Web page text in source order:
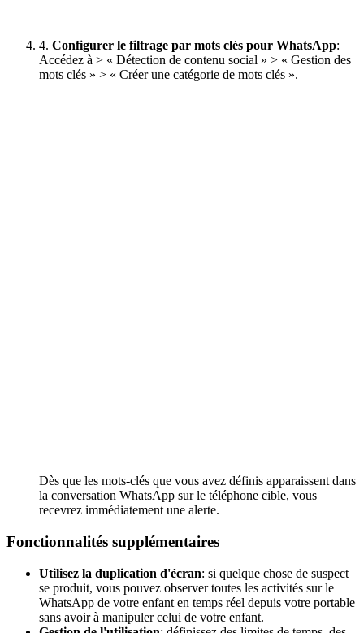
4. Configurer le filtrage par mots clés pour WhatsApp:
Accédez à > « Détection de contenu social » > « Gestion des
mots clés » > « Créer une catégorie de mots clés ».
Dès que les mots-clés que vous avez définis apparaissent dans
la conversation WhatsApp sur le téléphone cible, vous
recevrez immédiatement une alerte.
Fonctionnalités supplémentaires
Utilisez la duplication d'écran: si quelque chose de suspect
se produit, vous pouvez observer toutes les activités sur le
WhatsApp de votre enfant en temps réel depuis votre portable
sans avoir à manipuler celui de votre enfant.